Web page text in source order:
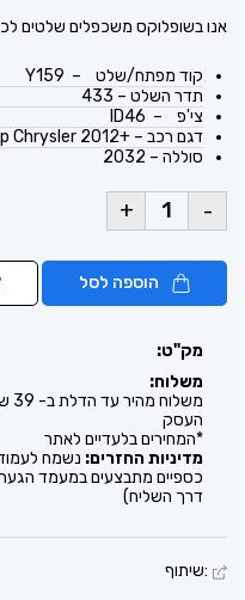
אנו בשופלוקס משכפלים שלטים לכל
קוד מפתח/שלט – Y159
תדר השלט – 433
צי'פ – ID46
דגם רכב – +Jeep Chrysler 2012
סוללה – 2032
-
+
הוספה לסל
מק"ט:
משלוח:
העסק
*המחירים בלעדיים לאתר
מדיניות החזרים: נשמח לעמוד
כספיים מתבצעים במעמד
דרך השליח)
:שיתוף